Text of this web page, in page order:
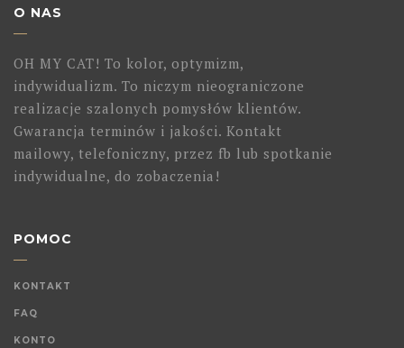
O NAS
OH MY CAT! To kolor, optymizm,
indywidualizm. To niczym nieograniczone
realizacje szalonych pomysłów klientów.
Gwarancja terminów i jakości. Kontakt
mailowy, telefoniczny, przez fb lub spotkanie
indywidualne, do zobaczenia!
POMOC
KONTAKT
FAQ
KONTO